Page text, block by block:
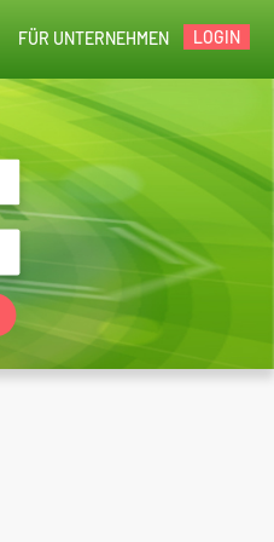
LOGIN
FÜR UNTERNEHMEN